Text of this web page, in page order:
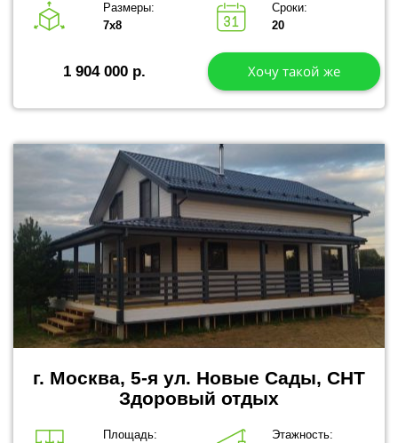
Размеры:
7х8
Сроки:
20
1 904 000 р. Хочу такой же
г. Москва, 5-я ул. Новые Сады, СНТ
Здоровый отдых
Площадь:
Этажность: